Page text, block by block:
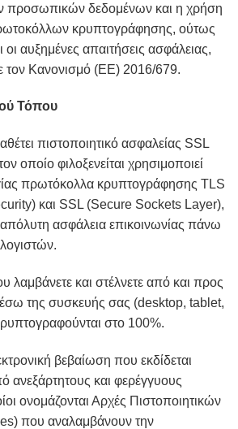
προσωπικών δεδομένων και η χρήση
κρυπτογράφησης, ούτως
αυξημένες απαιτήσεις ασφάλειας,
τον Κανονισμό (ΕΕ) 2016/679.
Τόπου
πιστοποιητικό ασφαλείας SSL
οποίο φιλοξενείται χρησιμοποιεί
πρωτόκολλα κρυπτογράφησης TLS
και SSL (Secure Sockets Layer),
ασφάλεια επικοινωνίας πάνω
λαμβάνετε και στέλνετε από και προς
της συσκευής σας (desktop, tablet,
στο 100%.
βεβαίωση που εκδίδεται
ανεξάρτητους και φερέγγυους
ονομάζονται Αρχές Πιστοποιητικών
που αναλαμβάνουν την